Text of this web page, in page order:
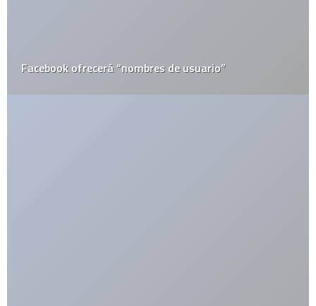
Facebook ofrecerá “nombres de usuario”